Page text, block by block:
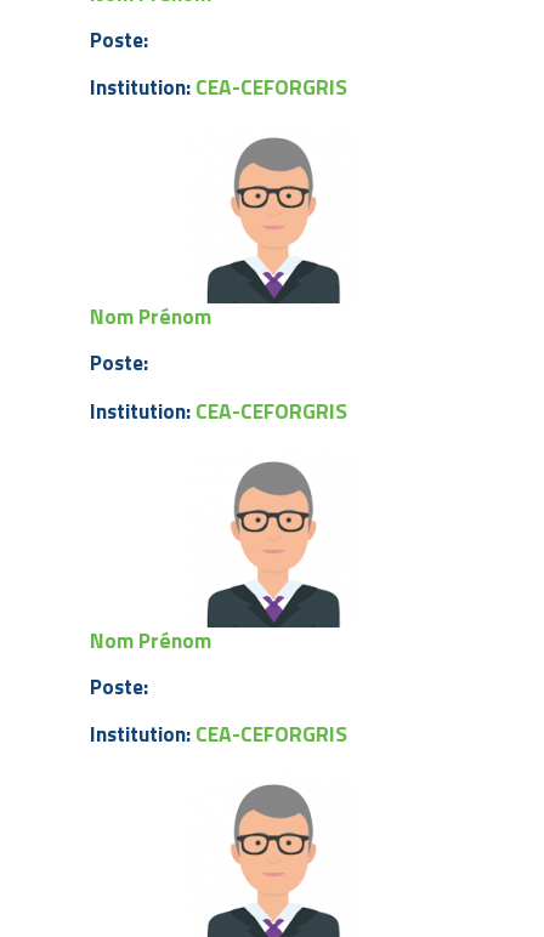
Poste:
Institution:CEA-CEFORGRIS
Nom Prénom
Poste:
Institution:CEA-CEFORGRIS
Nom Prénom
Poste:
Institution:CEA-CEFORGRIS